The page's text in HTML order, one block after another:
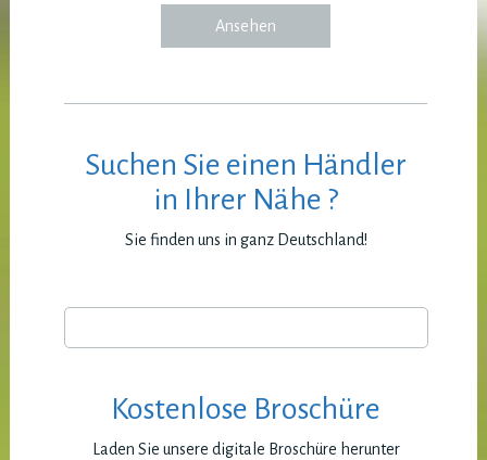
Ansehen
Suchen Sie einen Händler
in Ihrer Nähe ?
Sie finden uns in ganz Deutschland!
Kostenlose Broschüre
Laden Sie unsere digitale Broschüre herunter